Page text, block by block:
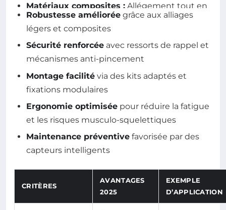
Matériaux composites : Allégement tout en
augmentant la résistance mécanique.
Connexion IoT :
timon et alertes prédictives d’entretien.
améliorant le confort et la sécurité.
État en temps réel depuis la base de données
publique :
Charger dernières innovations
Robustesse améliorée grâce aux alliages
légers et composites
Sécurité renforcée avec ressorts de rappel et
mécanismes anti-pincement
Montage facilité via des kits adaptés et
fixations modulaires
Ergonomie optimisée pour réduire la fatigue
et les risques musculo-squelettiques
Maintenance préventive favorisée par des
capteurs intelligents
CRITÈRES
AVANTAGES
2025
EXEMPLE
D’APPLICATION